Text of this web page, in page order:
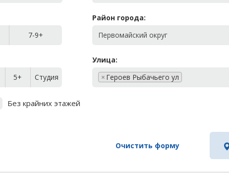
7-9+
5+ Студия
Район города:
Первомайский округ
Улица:
× Героев Рыбачьего ул
Без крайних этажей
Очистить форму